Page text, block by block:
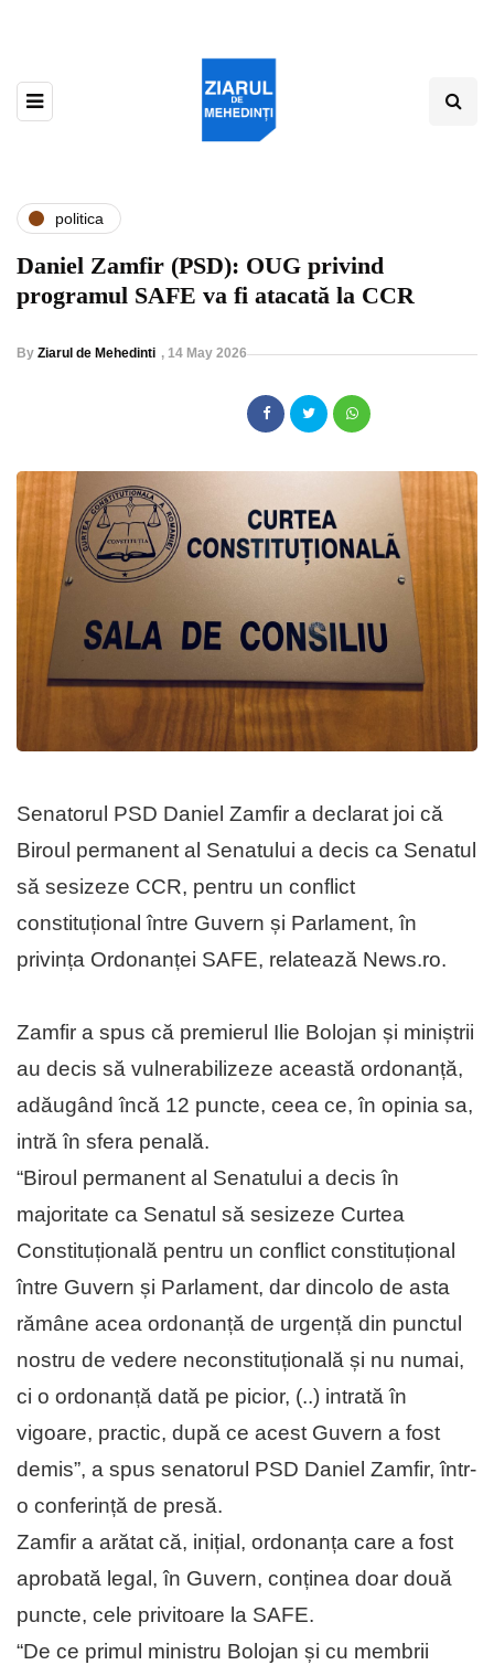
politica
Daniel Zamfir (PSD): OUG privind
programul SAFE va fi atacată la CCR
By Ziarul de Mehedinti , 14 May 2026
Senatorul PSD Daniel Zamfir a declarat joi că
Biroul permanent al Senatului a decis ca Senatul
să sesizeze CCR, pentru un conflict
constituțional între Guvern și Parlament, în
privința Ordonanței SAFE, relatează News.ro.
Zamfir a spus că premierul Ilie Bolojan și miniștrii
au decis să vulnerabilizeze această ordonanță,
adăugând încă 12 puncte, ceea ce, în opinia sa,
intră în sfera penală.
“Biroul permanent al Senatului a decis în
majoritate ca Senatul să sesizeze Curtea
Constituțională pentru un conflict constituțional
între Guvern și Parlament, dar dincolo de asta
rămâne acea ordonanță de urgență din punctul
nostru de vedere neconstituțională și nu numai,
ci o ordonanță dată pe picior, (..) intrată în
vigoare, practic, după ce acest Guvern a fost
demis”, a spus senatorul PSD Daniel Zamfir, într-
o conferință de presă.
Zamfir a arătat că, inițial, ordonanța care a fost
aprobată legal, în Guvern, conținea doar două
puncte, cele privitoare la SAFE.
“De ce primul ministru Bolojan și cu membrii